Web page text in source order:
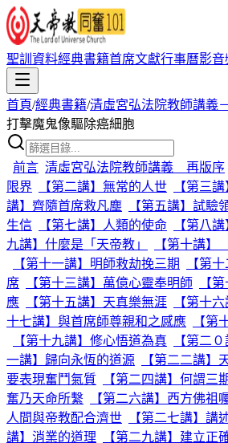
聖訓資料經典書籍首席文獻行事曆影音
首頁/經典書籍/清虛宮弘法院教師講義
打擊魔鬼像驅除癌細胞
前言 清虛宮弘法院教師講義 再版序
限界
【第二講】無常的人世 【第三
講】齊隨首席救凡塵
【第五講】試驗
生信
【第七講】人類的使命 【第八
九講】什麼是「天帝教」
【第十講
【第十一講】明師救劫挽三期
【第
席
【第十三講】萬億心靈奉明師
【
應
【第十五講】天真樂無涯 【第十
十七講】與首席師尊親和之感應
【第
【第十九講】修心悟道為真
【第二
一講】歸向永恆的道源
【第二二講】
要表現奮鬥氣質
【第二四講】何謂三
奮乃天命所繫
【第二六講】西方佛祖
人間與帝教配合濟世
【第二七講】講
講】消業的道理
【第二九講】建立正